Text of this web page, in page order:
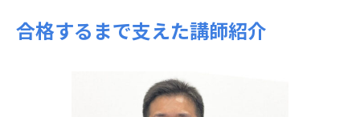
合格するまで支えた講師紹介